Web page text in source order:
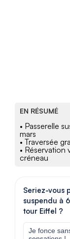
EN RÉSUMÉ
• Passerelle
mars
• Traversée
•
créneau
Seriez-vous
suspendu à
tour Eiffel ?
Je fonce